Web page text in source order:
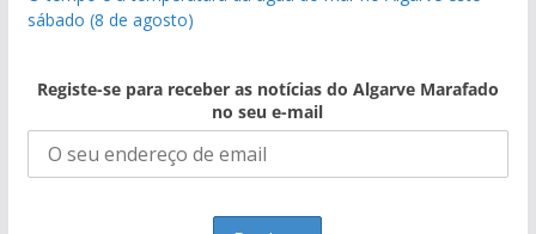
sábado (8 de agosto)
Registe-se para receber as notícias do Algarve Marafado
no seu e-mail